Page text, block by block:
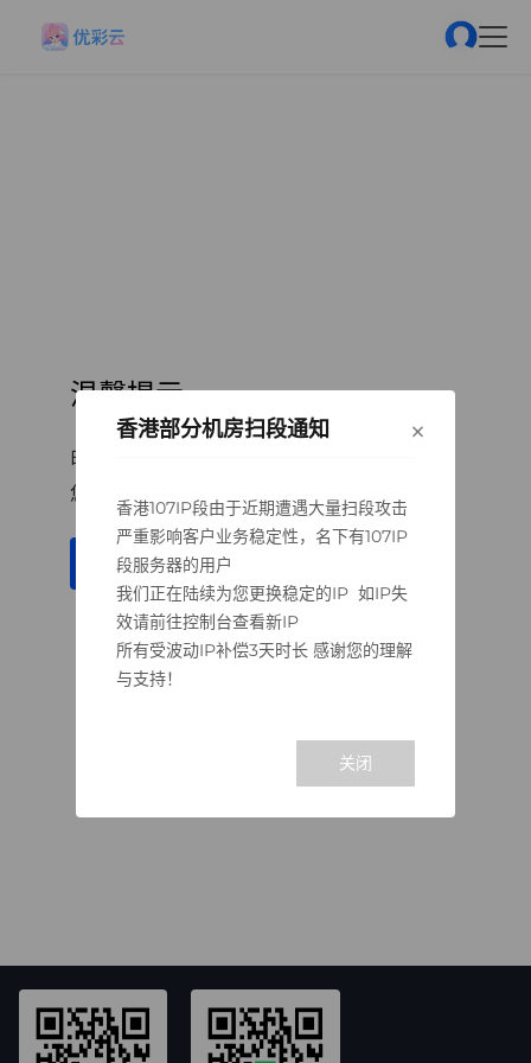
温馨提示
由于官方接口限制，如添加失败！
您可点击复制QQ号搜索添加客服后查找添加。
重试 点击复制客服QQ号
香港部分机房扫段通知
香港107IP段由于近期遭遇大量扫段攻击
严重影响客户业务稳定性，名下有107IP
段服务器的用户
我们正在陆续为您更换稳定的IP 如IP失
效请前往控制台查看新IP
所有受波动IP补偿3天时长 感谢您的理解
与支持！
×